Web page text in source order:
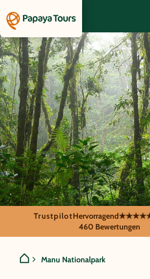
Peru - Manu
TrustpilotHervorragend
460 Bewertungen
Manu Nationalpark